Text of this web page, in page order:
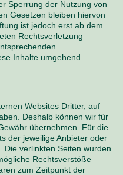
Sperrung der Nutzung von
Gesetzen bleiben hiervon
ist jedoch erst ab dem
Rechtsverletzung
Inhalte umgehend
Websites Dritter, auf
Deshalb können wir für
übernehmen. Für die
der jeweilige Anbieter oder
Die verlinkten Seiten wurden
Rechtsverstöße
zum Zeitpunkt der